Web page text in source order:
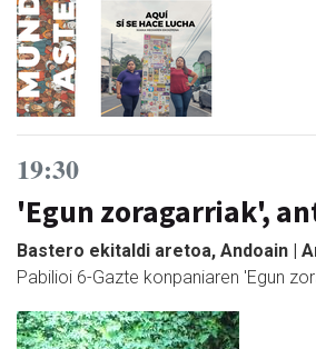
19:30
'Egun zoragarriak',
Bastero ekitaldi aretoa, Andoain |
Pabilioi 6-Gazte konpaniaren 'Egun